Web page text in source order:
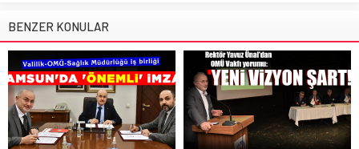
BENZER KONULAR